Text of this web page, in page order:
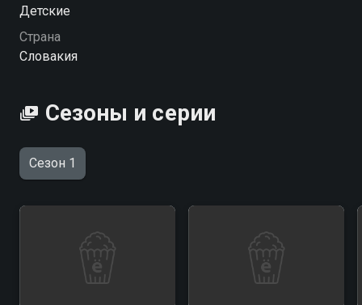
Детские
Страна
Словакия
Сезоны и серии
Сезон 1